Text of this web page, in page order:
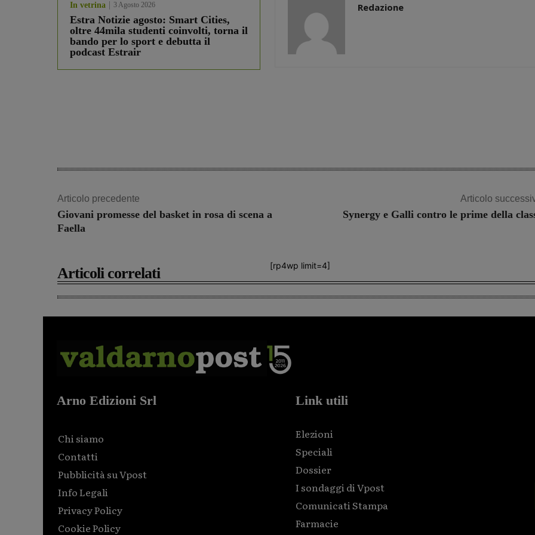
In vetrina 3 Agosto 2026
Estra Notizie agosto: Smart Cities,
oltre 44mila studenti coinvolti, torna il
bando per lo sport e debutta il
podcast Estrair
Redazione
Articolo precedente
Giovani promesse del basket in rosa di scena a
Faella
Articolo
Synergy e Galli contro le prime della
[rp4wp limit=4]
Articoli correlati
Arno Edizioni Srl
Chi siamo
Contatti
Pubblicità su Vpost
Info Legali
Privacy Policy
Cookie Policy
Link utili
Elezioni
Speciali
Dossier
I sondaggi di Vpost
Comunicati Stampa
Farmacie